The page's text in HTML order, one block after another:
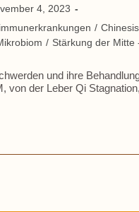
4, 2023
/
/ Stärkung der Mitte
und ihre
von der Leber Qi